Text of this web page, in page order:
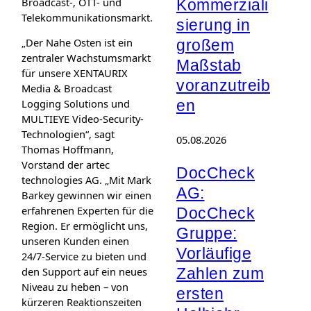
Telekommunikationsmarkt.
„Der Nahe Osten ist ein
zentraler Wachstumsmarkt
für unsere XENTAURIX
Media & Broadcast
Logging Solutions und
MULTIEYE Video-Security-
Technologien“, sagt
Thomas Hoffmann,
Vorstand der artec
technologies AG. „Mit Mark
Barkey gewinnen wir einen
erfahrenen Experten für die
Region. Er ermöglicht uns,
unseren Kunden einen
24/7-Service zu bieten und
den Support auf ein neues
Niveau zu heben – von
kürzeren Reaktionszeiten
Kommerziali
sierung in
großem
Maßstab
voranzutreib
en
05.08.2026
DocCheck
AG:
DocCheck
Gruppe:
Vorläufige
Zahlen zum
ersten